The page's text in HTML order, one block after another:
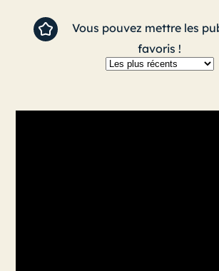
Vous pouvez mettre les
favoris !